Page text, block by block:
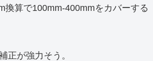
換算で100mm-400mmをカバーする
正が強力そう。